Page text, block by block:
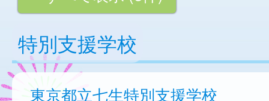
特別支援学校
東京都立七生特別支援学校